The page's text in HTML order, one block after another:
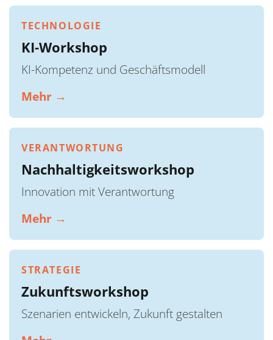
TECHNOLOGIE
KI-Workshop
KI-Kompetenz und Geschäftsmodell
Mehr →
VERANTWORTUNG
Nachhaltigkeitsworkshop
Innovation mit Verantwortung
Mehr →
STRATEGIE
Zukunftsworkshop
Szenarien entwickeln, Zukunft gestalten